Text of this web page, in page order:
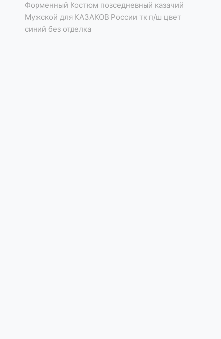
Форменный Костюм повседневный казачий
Мужской для КАЗАКОВ России тк п/ш цвет
синий без отделка